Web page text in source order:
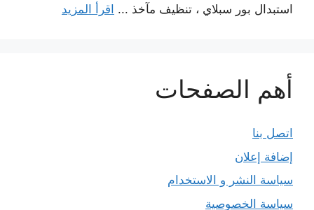
استبدال بور سبلاي ، تنظيف مآخذ ... اقرأ المزيد
أهم الصفحات
اتصل بنا
إضافة إعلان
سياسة النشر و الاستخدام
سياسة الخصوصية